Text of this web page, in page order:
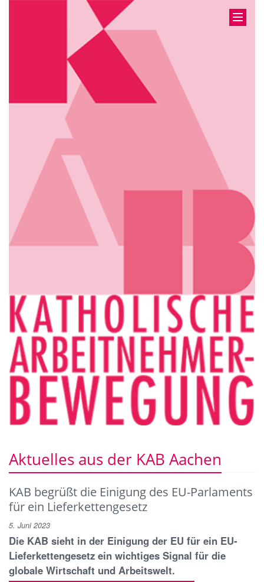
Aktuelles aus der KAB Aachen
KAB begrüßt die Einigung des EU-Parlaments
für ein Lieferkettengesetz
5. Juni 2023
Die KAB sieht in der Einigung der EU für ein EU-
Lieferkettengesetz ein wichtiges Signal für die
globale Wirtschaft und Arbeitswelt.